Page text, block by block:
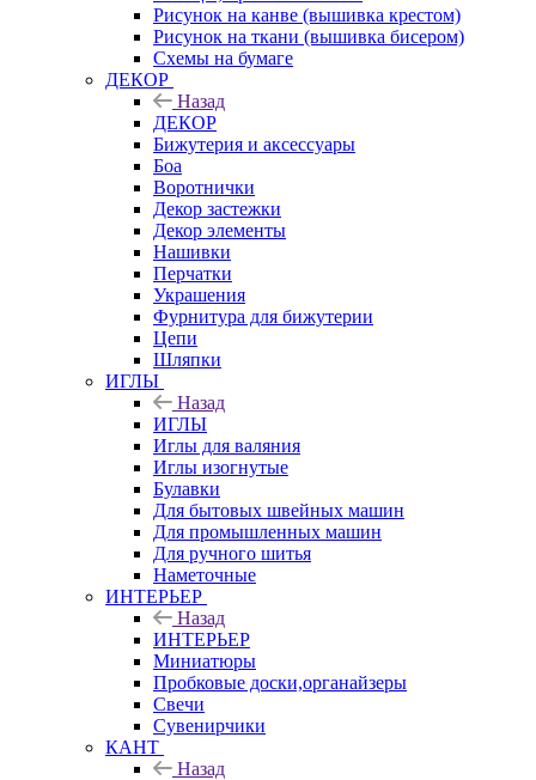
Рисунок на канве (вышивка крестом)
Рисунок на ткани (вышивка бисером)
Схемы на бумаге
ДЕКОР
Назад
ДЕКОР
Бижутерия и аксессуары
Боа
Воротнички
Декор застежки
Декор элементы
Нашивки
Перчатки
Украшения
Фурнитура для бижутерии
Цепи
Шляпки
ИГЛЫ
Назад
ИГЛЫ
Иглы для валяния
Иглы изогнутые
Булавки
Для бытовых швейных машин
Для промышленных машин
Для ручного шитья
Наметочные
ИНТЕРЬЕР
Назад
ИНТЕРЬЕР
Миниатюры
Пробковые доски,органайзеры
Свечи
Сувенирчики
КАНТ
Назад